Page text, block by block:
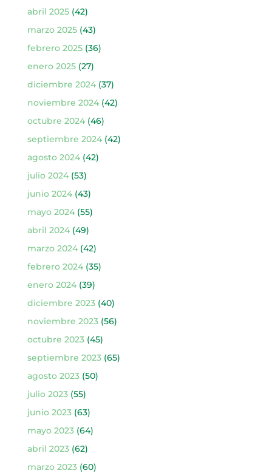
abril 2025(42)
marzo 2025(43)
febrero 2025(36)
enero 2025(27)
diciembre 2024(37)
noviembre 2024(42)
octubre 2024(46)
septiembre 2024(42)
agosto 2024(42)
julio 2024(53)
junio 2024(43)
mayo 2024(55)
abril 2024(49)
marzo 2024(42)
febrero 2024(35)
enero 2024(39)
diciembre 2023(40)
noviembre 2023(56)
octubre 2023(45)
septiembre 2023(65)
agosto 2023(50)
julio 2023(55)
junio 2023(63)
mayo 2023(64)
abril 2023(62)
marzo 2023(60)